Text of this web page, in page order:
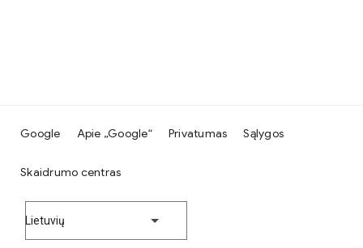
Google Apie „Google“ Privatumas Sąlygos
Skaidrumo centras
Lietuvių